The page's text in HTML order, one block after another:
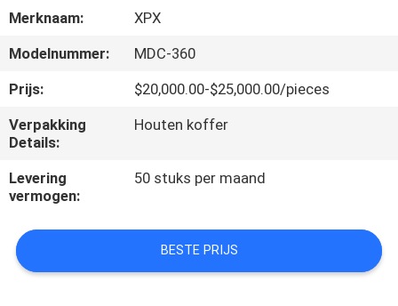
VR-
SHOW
ONS
FABRIEKSTOCHT
KWALITEITSCONTROLE
Merknaam:
XPX
Modelnummer:
MDC-360
Prijs:
$20,000.00-$25,000.00/pieces
Verpakking
Details:
Houten koffer
Levering
vermogen:
50 stuks per maand
BESTE PRIJS